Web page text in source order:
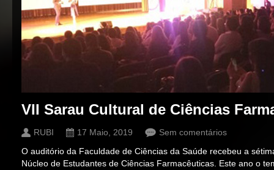
VII Sarau Cultural de Ciências
RUBI 17 Maio, 2019
Sem comentários
O auditório da Faculdade de Ciências da Saúde recebeu a
Núcleo de Estudantes de Ciências Farmacêuticas. Este ano o